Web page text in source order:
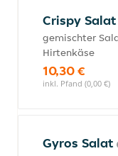
Crispy Salat
gemischter
Hirtenkäse
10,30 €
inkl. Pfand (0,00 €)
Gyros Salat